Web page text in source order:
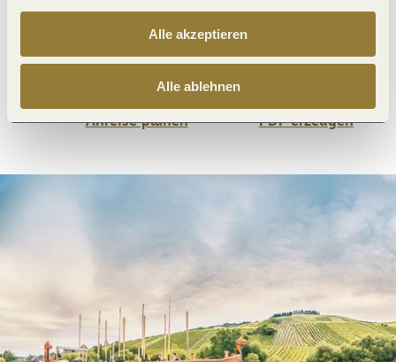
Alle akzeptieren
Alle ablehnen
Was möchtest du als nächstes tun?
Anreise planen PDF erzeugen